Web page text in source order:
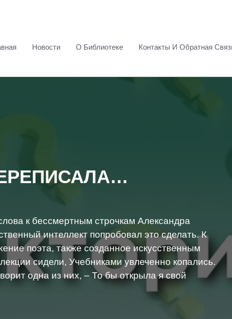
Новости О Библиотеке Контакты И Обратная
к бессмертным строчкам Александра
интеллект попробовал это сделать. К
поэта, также созданное искусственным
сидели, Учебниками увлеченно копались.
одна из них, – То бы открыла я свой